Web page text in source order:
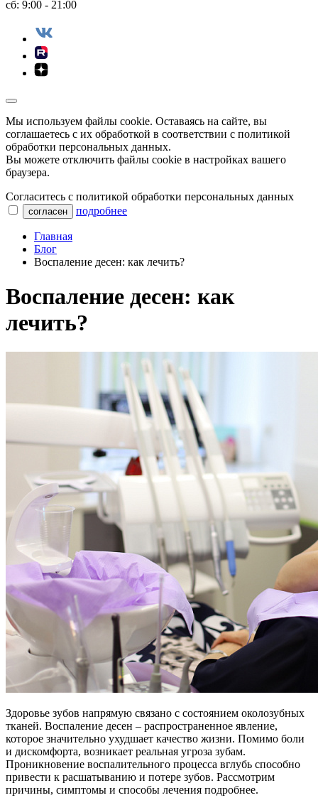
сб: 9:00 - 21:00
Мы используем файлы сookie. Оставаясь на сайте, вы
соглашаетесь с их обработкой в соответствии с политикой
обработки персональных данных.
Вы можете отключить файлы cookie в настройках вашего
браузера.
Согласитесь с политикой обработки персональных данных
согласен подробнее
Главная
Блог
Воспаление десен: как лечить?
Воспаление десен: как
лечить?
Здоровье зубов напрямую связано с состоянием околозубных
тканей. Воспаление десен – распространенное явление,
которое значительно ухудшает качество жизни. Помимо боли
и дискомфорта, возникает реальная угроза зубам.
Проникновение воспалительного процесса вглубь способно
привести к расшатыванию и потере зубов. Рассмотрим
причины, симптомы и способы лечения подробнее.